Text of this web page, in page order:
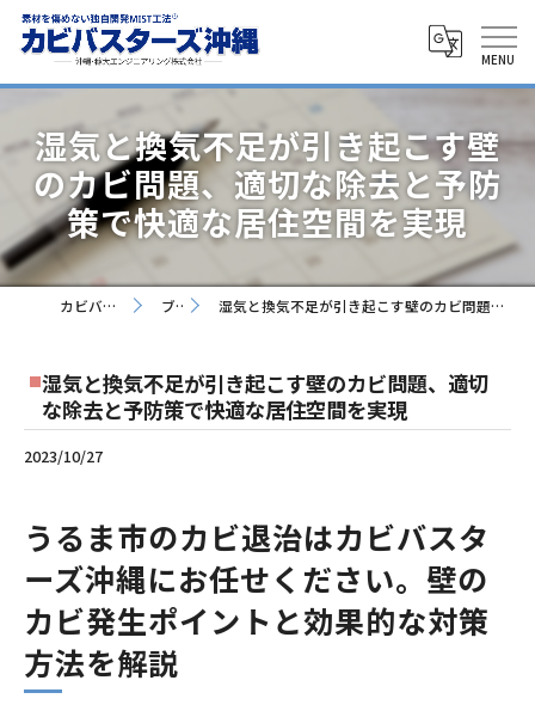
湿気と換気不足が引き起こす壁
のカビ問題、適切な除去と予防
策で快適な居住空間を実現
カビバスターズ沖縄 ブログ 湿気と換気不足が引き起こす壁のカビ問題、適切な除去と予防策で快適な居住空間を実現
湿気と換気不足が引き起こす壁のカビ問題、適切
な除去と予防策で快適な居住空間を実現
2023/10/27
うるま市のカビ退治はカビバスタ
ーズ沖縄にお任せください。壁の
カビ発生ポイントと効果的な対策
方法を解説